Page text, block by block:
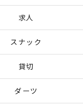
求人
スナック
貸切
ダーツ